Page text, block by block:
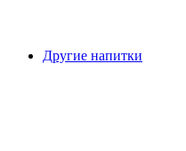
Другие напитки